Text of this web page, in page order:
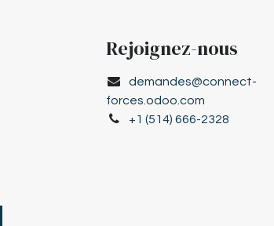
Rejoignez-nous
demandes@connect-
forces.odoo.com
+1 (514) 666-2328